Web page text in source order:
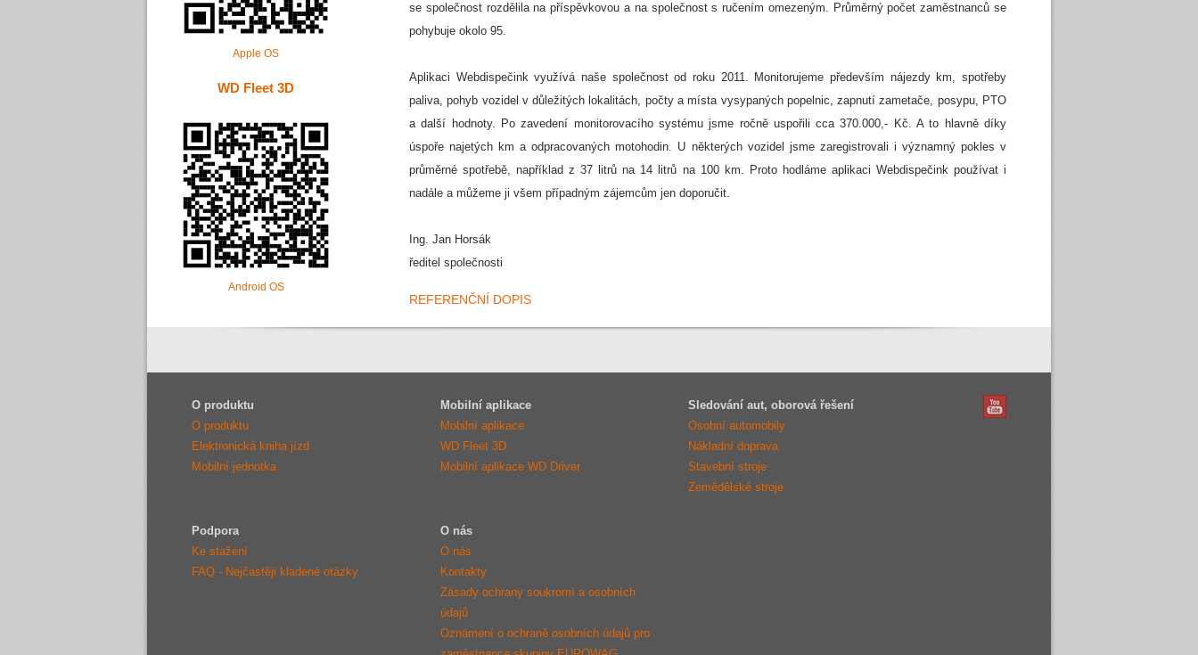
Apple OS
WD Fleet 3D
Android OS
se společnost rozdělila na příspěvkovou a na společnost s ručením omezeným. Průměrný počet zaměstnanců se
pohybuje okolo 95.
Aplikaci Webdispečink využívá naše společnost od roku 2011. Monitorujeme především nájezdy km, spotřeby
paliva, pohyb vozidel v důležitých lokalitách, počty a místa vysypaných popelnic, zapnutí zametače, posypu, PTO
a další hodnoty. Po zavedení monitorovacího systému jsme ročně uspořili cca 370.000,- Kč. A to hlavně díky
úspoře najetých km a odpracovaných motohodin. U některých vozidel jsme zaregistrovali i významný pokles v
průměrné spotřebě, například z 37 litrů na 14 litrů na 100 km. Proto hodláme aplikaci Webdispečink používat i
nadále a můžeme ji všem případným zájemcům jen doporučit.
Ing. Jan Horsák
ředitel společnosti
REFERENČNÍ DOPIS
O produktu
O produktu
Elektronická kniha jízd
Mobilní jednotka
Mobilní aplikace
Mobilní aplikace
WD Fleet 3D
Mobilní aplikace WD Driver
Sledování aut, oborová řešení
Osobní automobily
Nákladní doprava
Stavební stroje
Zemědělské stroje
Podpora
Ke stažení
FAQ - Nejčastěji kladené otázky
O nás
O nás
Kontakty
Zásady ochrany soukromí a osobních
údajů
Oznámení o ochraně osobních údajů pro